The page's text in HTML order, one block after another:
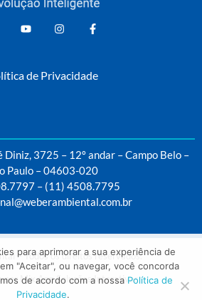
de Privacidade
Diniz, 3725 – 12º andar – Campo Belo –
Paulo – 04603-020
– (11) 4508.7795
– Todos os direitos reservados.
por Mix App Soluções Interativas
para aprimorar a sua experiência de
"Aceitar", ou navegar, você concorda
de acordo com a nossa Política de
Privacidade.